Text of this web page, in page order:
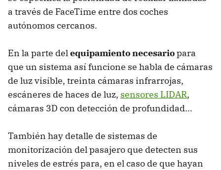
a través de FaceTime entre dos coches
autónomos cercanos.
En la parte delequipamiento necesariopara
que un sistema así funcione se habla de cámaras
de luz visible, treinta cámaras infrarrojas,
escáneres de haces de luz, sensores LIDAR,
cámaras 3D con detección de profundidad...
También hay detalle de sistemas de
monitorización del pasajero que detecten sus
niveles de estrés para, en el caso de que hayan